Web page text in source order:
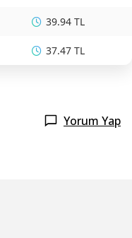
39.94 TL
37.47 TL
Yorum Yap